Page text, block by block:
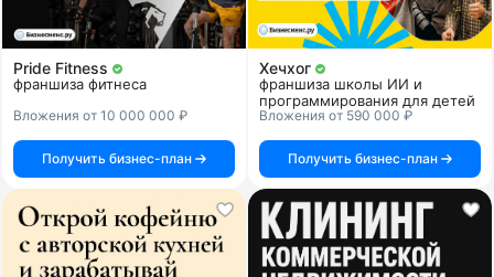
Pride Fitness
франшиза фитнеса
Вложения от 10 000 000 ₽
Получить бизнес-план
Хечхог
франшиза школы ИИ и
программирования для детей
Вложения от 590 000 ₽
Получить бизнес-план